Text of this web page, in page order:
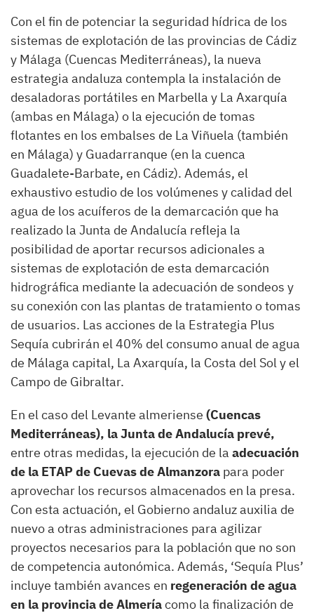
Con el fin de potenciar la seguridad hídrica de los
sistemas de explotación de las provincias de Cádiz
y Málaga (Cuencas Mediterráneas), la nueva
estrategia andaluza contempla la instalación de
desaladoras portátiles en Marbella y La Axarquía
(ambas en Málaga) o la ejecución de tomas
flotantes en los embalses de La Viñuela (también
en Málaga) y Guadarranque (en la cuenca
Guadalete-Barbate, en Cádiz). Además, el
exhaustivo estudio de los volúmenes y calidad del
agua de los acuíferos de la demarcación que ha
realizado la Junta de Andalucía refleja la
posibilidad de aportar recursos adicionales a
sistemas de explotación de esta demarcación
hidrográfica mediante la adecuación de sondeos y
su conexión con las plantas de tratamiento o tomas
de usuarios. Las acciones de la Estrategia Plus
Sequía cubrirán el 40% del consumo anual de agua
de Málaga capital, La Axarquía, la Costa del Sol y el
Campo de Gibraltar.
En el caso del Levante almeriense (Cuencas
Mediterráneas), la Junta de Andalucía prevé,
entre otras medidas, la ejecución de la adecuación
de la ETAP de Cuevas de Almanzora para poder
aprovechar los recursos almacenados en la presa.
Con esta actuación, el Gobierno andaluz auxilia de
nuevo a otras administraciones para agilizar
proyectos necesarios para la población que no son
de competencia autonómica. Además, ‘Sequía Plus’
incluye también avances en regeneración de agua
en la provincia de Almeríacomo la finalización de